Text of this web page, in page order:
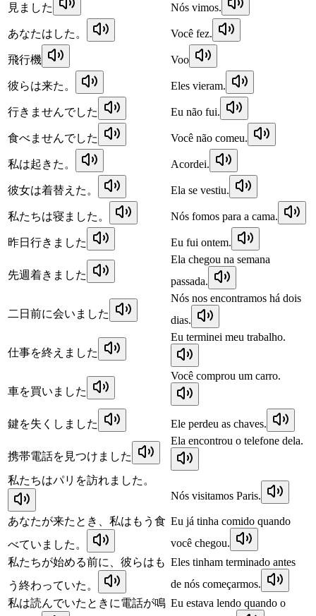
見ました Nós vimos.
あなたはした。 Você fez.
飛行機 Voo
彼らは来た。 Eles vieram.
行きませんでした Eu não fui.
食べませんでした Você não comeu.
私は起きた。 Acordei.
彼女は着替えた。 Ela se vestiu.
私たちは寝ました。 Nós fomos para a cama.
昨日行きました Eu fui ontem.
先週着きました
Ela chegou na semana
passada.
二日前に会いました
Nós nos encontramos há dois
dias.
仕事を終えました
Eu terminei meu trabalho.
車を買いました
Você comprou um carro.
鍵を失くしました Ele perdeu as chaves.
携帯電話を見つけました
Ela encontrou o telefone dela.
私たちはパリを訪れました。
Nós visitamos Paris.
あなたが来たとき、私はもう食
べていました。
Eu já tinha comido quando
você chegou.
私たちが始める前に、彼らはも
う終わっていた。
Eles tinham terminado antes
de nós começarmos.
私は読んでいたときに電話が鳴 Eu estava lendo quando o